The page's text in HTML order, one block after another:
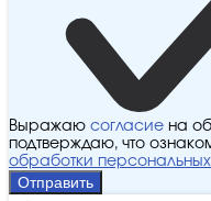
Выражаю согласие на
подтверждаю, что
обработки
Отправить